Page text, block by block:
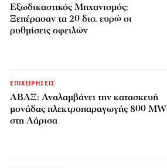
Εξωδικαστικός Μηχανισμός:
Ξεπέρασαν τα 20 δισ. ευρώ οι
ρυθμίσεις οφειλών
ΕΠΙΧΕΙΡΗΣΕΙΣ
ΑΒΑΞ: Αναλαμβάνει την κατασκευή
μονάδας ηλεκτροπαραγωγής 800 MW
στη Λάρισα